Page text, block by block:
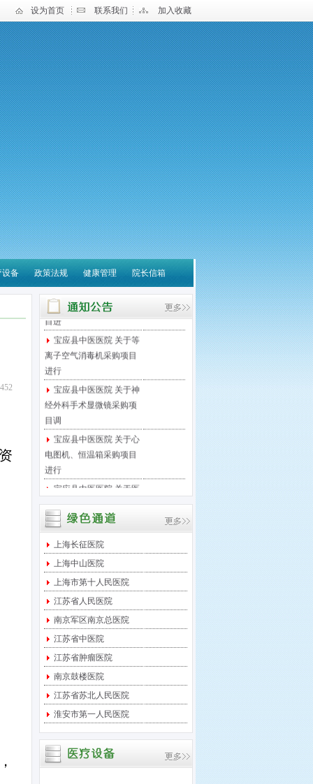
设为首页 联系我们 加入收藏
院长信箱
健康管理
政策法规
设备
宝应县中医医院 关于营
养诊疗云平台系统采购项
目进
宝应县中医医院 关于等
离子空气消毒机采购项目
进行
宝应县中医医院 关于神
经外科手术显微镜采购项
目调
宝应县中医医院 关于心
电图机、恒温箱采购项目
进行
宝应县中医医院 关于医
进行
宝应县中医医院 关于足
底泵采购项目进行院内竞
争性
宝应县中医医院 关于西
门子DR维修保养服务项目
采
宝应县中医医院 关于临
时起搏器采购项目进行竞
争性
宝应县中医医院 关于中
央监护系统采购项目进行
竞争
宝应县中医医院 关于多
道生理记录仪采购项目进
行竞
上海长征医院
上海中山医院
上海市第十人民医院
江苏省人民医院
南京军区南京总医院
江苏省中医院
江苏省肿瘤医院
南京鼓楼医院
江苏省苏北人民医院
淮安市第一人民医院